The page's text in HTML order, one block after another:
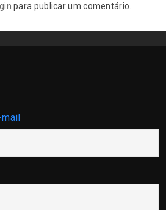
para publicar um comentário.
mail